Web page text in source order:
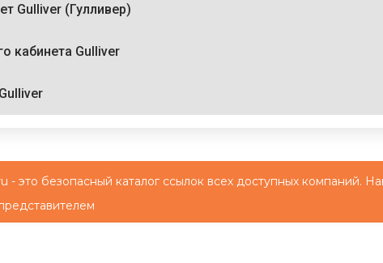
Gulliver (Гулливер)
кабинета Gulliver
- это безопасный каталог ссылок всех доступных компаний.